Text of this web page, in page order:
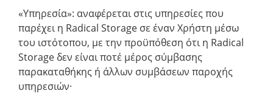
«Υπηρεσία»: αναφέρεται στις υπηρεσίες που
παρέχει η Radical Storage σε έναν Χρήστη μέσω
του ιστότοπου, με την προϋπόθεση ότι η Radical
Storage δεν είναι ποτέ μέρος σύμβασης
παρακαταθήκης ή άλλων συμβάσεων παροχής
υπηρεσιών·